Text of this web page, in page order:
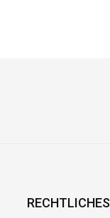
RECHTLICHES